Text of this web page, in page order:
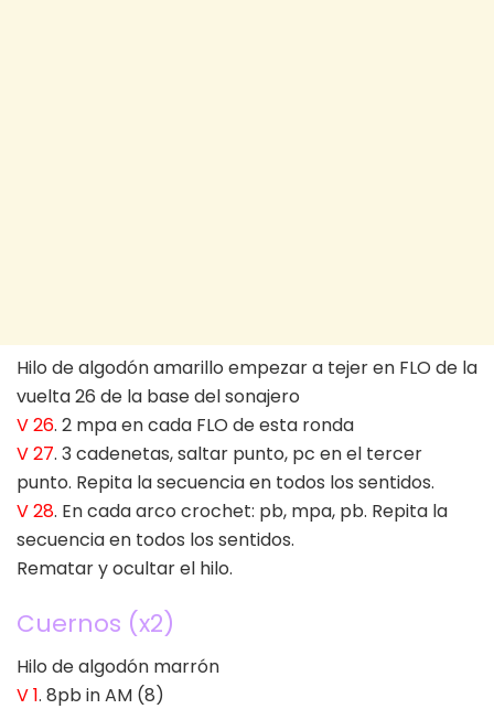
Hilo de algodón amarillo empezar a tejer en FLO de la
vuelta 26 de la base del sonajero
V 26. 2 mpa en cada FLO de esta ronda
V 27. 3 cadenetas, saltar punto, pc en el tercer
punto. Repita la secuencia en todos los sentidos.
V 28. En cada arco crochet: pb, mpa, pb. Repita la
secuencia en todos los sentidos.
Rematar y ocultar el hilo.
Cuernos (x2)
Hilo de algodón marrón
V 1. 8pb in AM (8)